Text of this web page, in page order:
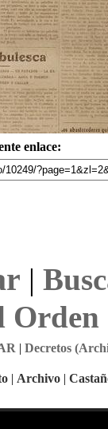
enlace:
|
Orden
| Decretos
| Archivo |